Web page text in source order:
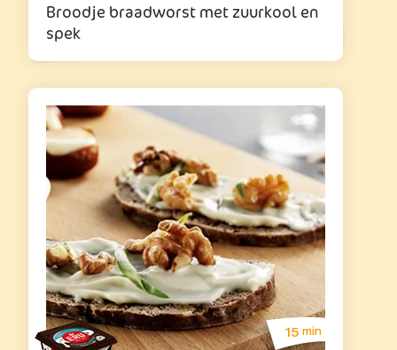
Broodje braadworst met zuurkool en
spek
15 min